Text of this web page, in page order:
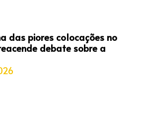
das piores colocações no
debate sobre a